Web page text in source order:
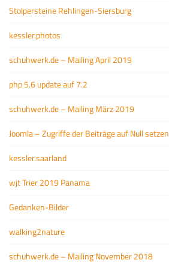
Stolpersteine Rehlingen-Siersburg
kessler.photos
schuhwerk.de – Mailing April 2019
php 5.6 update auf 7.2
schuhwerk.de – Mailing März 2019
Joomla – Zugriffe der Beiträge auf Null setzen
kessler.saarland
wjt Trier 2019 Panama
Gedanken-Bilder
walking2nature
schuhwerk.de – Mailing November 2018